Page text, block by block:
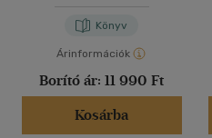
Könyv
Árinformációk
Borító ár: 11 990 Ft
Kosárba